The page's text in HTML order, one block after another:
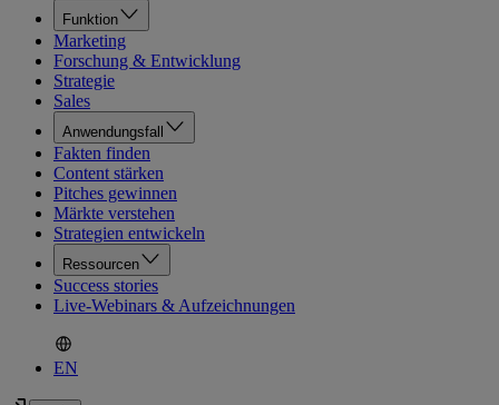
Funktion
Marketing
Forschung & Entwicklung
Strategie
Sales
Anwendungsfall
Fakten finden
Content stärken
Pitches gewinnen
Märkte verstehen
Strategien entwickeln
Ressourcen
Success stories
Live-Webinars & Aufzeichnungen
EN